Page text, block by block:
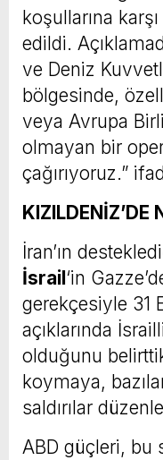
koşullarına
edildi.
ve Deniz
bölgesinde,
veya Avrupa
olmayan bir
çağırıyoruz.”
KIZILDENİZ’DE
İran’ın
İsrail‘in
gerekçesiyle 31
açıklarında
olduğunu
koymaya,
saldırılar
ABD güçleri, bu